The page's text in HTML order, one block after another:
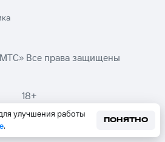
улучшения работы
.
ПОНЯТНО
Все права защищены
18+